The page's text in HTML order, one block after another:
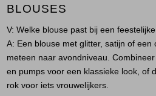
BLOUSES
V: Welke blouse past bij een
A: Een blouse met glitter, satijn of
meteen naar avondniveau.
en pumps voor een klassieke look, of
rok voor iets vrouwelijkers.